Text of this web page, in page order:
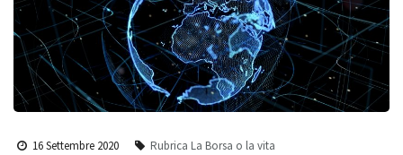
16 Settembre 2020 Rubrica La Borsa o la vita